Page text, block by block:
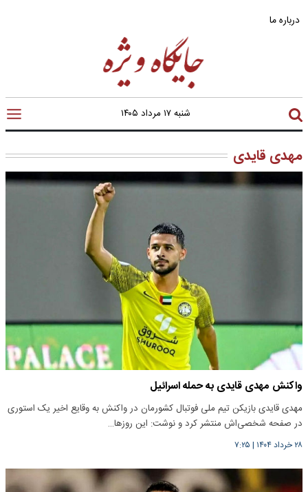
درباره ما
شنبه ۱۷ مرداد ۱۴۰۵
مهدی قایدی
واکنش مهدی قایدی به حمله اسرائیل
مهدی قایدی بازیکن تیم ملی فوتبال کشورمان در واکنش به وقایع اخیر یک استوری
در صفحه شخصی‌اش منتشر کرد و نوشت: این روزها…
۲۸ خرداد ۱۴۰۴ | ۷:۲۵